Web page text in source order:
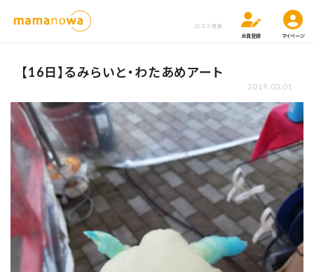
口コミ検索
会員登録
マイページ
【16日】るみらいと・わたあめアート
2019.03.01